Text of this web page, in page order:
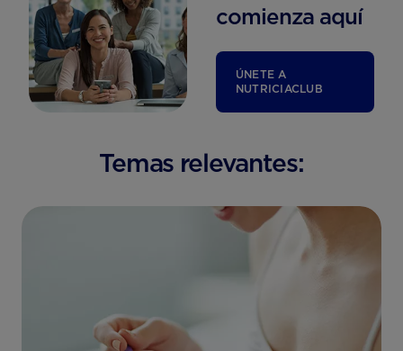
comienza aquí
ÚNETE A
NUTRICIACLUB
Temas relevantes: